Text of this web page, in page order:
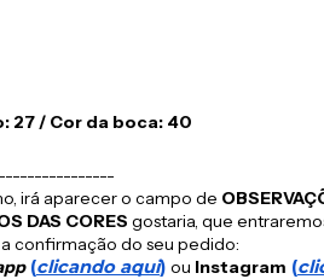
27 / Cor da boca: 40
irá aparecer o campo de
DAS CORES gostaria, que
confirmação do seu pedido:
(clicando aqui) ou Instagram (